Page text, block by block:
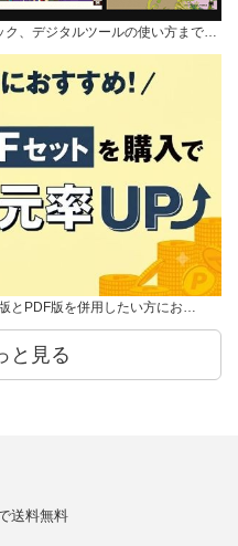
、デジタルツールの使い方まで…
とPDF版を併用したい方にお…
と見る
送料無料